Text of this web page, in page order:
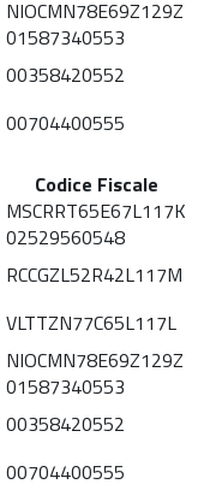
NIOCMN78E69Z129Z
01587340553
00358420552
00704400555
Codice Fiscale
MSCRRT65E67L117K
02529560548
RCCGZL52R42L117M
VLTTZN77C65L117L
NIOCMN78E69Z129Z
01587340553
00358420552
00704400555